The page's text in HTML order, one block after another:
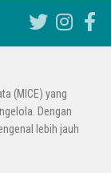
(MICE) yang
Dengan
lebih jauh